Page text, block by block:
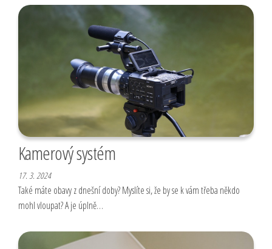
Kamerový systém
17. 3. 2024
Také máte obavy z dnešní doby? Myslíte si, že by se k vám třeba někdo
mohl vloupat? A je úplně…